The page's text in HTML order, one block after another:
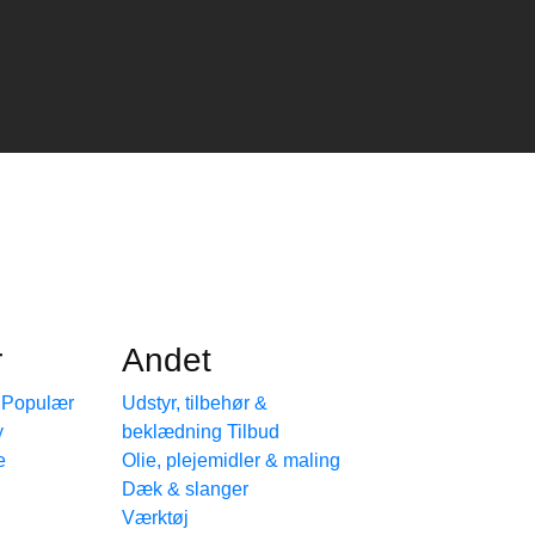
Andet
Udstyr, tilbehør &
beklædning
Olie, plejemidler & maling
Dæk & slanger
Værktøj